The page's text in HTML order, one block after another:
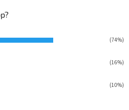
(74%)
(16%)
(10%)